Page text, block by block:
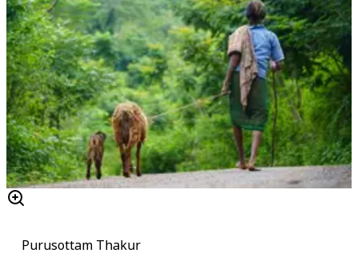
Purusottam Thakur